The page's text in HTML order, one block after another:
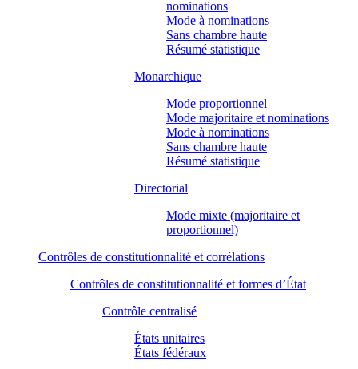
nominations
Mode à nominations
Sans chambre haute
Résumé statistique
Monarchique
Mode proportionnel
Mode majoritaire et nominations
Mode à nominations
Sans chambre haute
Résumé statistique
Directorial
Mode mixte (majoritaire et
proportionnel)
Contrôles de constitutionnalité et corrélations
Contrôles de constitutionnalité et formes d’État
Contrôle centralisé
États unitaires
États fédéraux